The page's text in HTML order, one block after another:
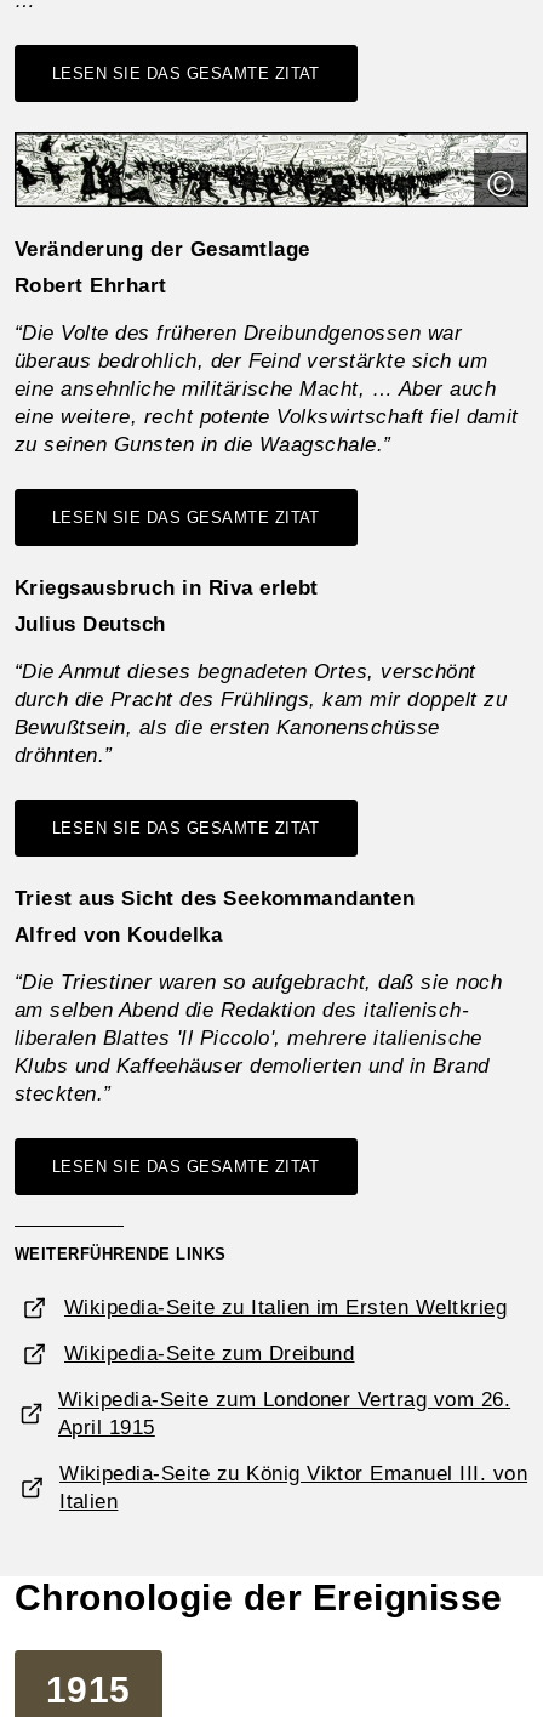
LESEN SIE DAS GESAMTE ZITAT
©
Veränderung der Gesamtlage
Robert Ehrhart
“Die Volte des früheren Dreibundgenossen war
überaus bedrohlich, der Feind verstärkte sich um
eine ansehnliche militärische Macht, … Aber auch
eine weitere, recht potente Volkswirtschaft fiel damit
zu seinen Gunsten in die Waagschale.”
LESEN SIE DAS GESAMTE ZITAT
Kriegsausbruch in Riva erlebt
Julius Deutsch
“Die Anmut dieses begnadeten Ortes, verschönt
durch die Pracht des Frühlings, kam mir doppelt zu
Bewußtsein, als die ersten Kanonenschüsse
dröhnten.”
LESEN SIE DAS GESAMTE ZITAT
Triest aus Sicht des Seekommandanten
Alfred von Koudelka
“Die Triestiner waren so aufgebracht, daß sie noch
am selben Abend die Redaktion des italienisch-
liberalen Blattes 'Il Piccolo', mehrere italienische
Klubs und Kaffeehäuser demolierten und in Brand
steckten.”
LESEN SIE DAS GESAMTE ZITAT
WEITERFÜHRENDE LINKS
Wikipedia-Seite zu Italien im Ersten Weltkrieg
Wikipedia-Seite zum Dreibund
Wikipedia-Seite zum Londoner Vertrag vom 26.
April 1915
Wikipedia-Seite zu König Viktor Emanuel III. von
Italien
Chronologie der Ereignisse
1915